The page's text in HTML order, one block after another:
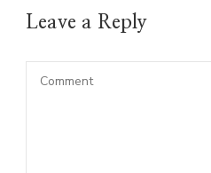
Leave a Reply